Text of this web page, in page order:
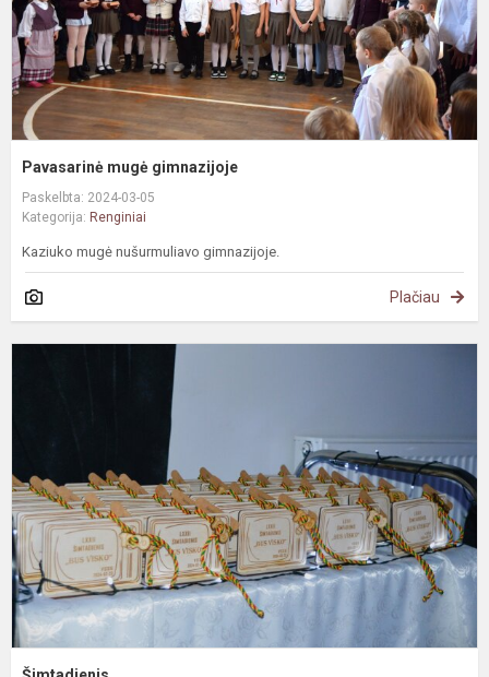
Pavasarinė mugė gimnazijoje
Paskelbta: 2024-03-05
Kategorija: Renginiai
Kaziuko mugė nušurmuliavo gimnazijoje.
Plačiau